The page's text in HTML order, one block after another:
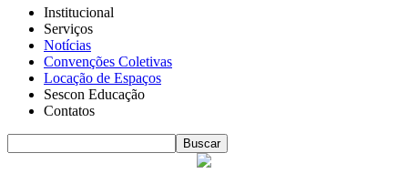
Institucional
Serviços
Notícias
Convenções Coletivas
Locação de Espaços
Sescon Educação
Contatos